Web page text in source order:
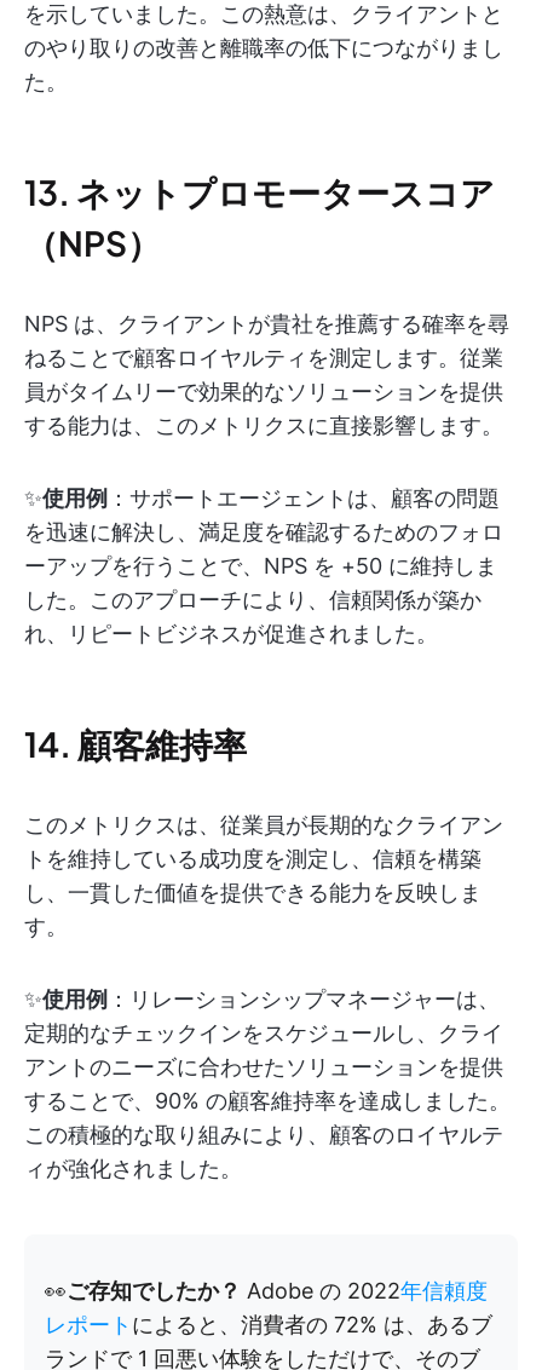
を示していました。この熱意は、クライアントと
のやり取りの改善と離職率の低下につながりまし
た。
13. ネットプロモータースコア
（NPS）
NPS は、クライアントが貴社を推薦する確率を尋
ねることで顧客ロイヤルティを測定します。従業
員がタイムリーで効果的なソリューションを提供
する能力は、このメトリクスに直接影響します。
✨使用例 ：サポートエージェントは、顧客の問題
を迅速に解決し、満足度を確認するためのフォロ
ーアップを行うことで、NPS を +50 に維持しま
した。このアプローチにより、信頼関係が築か
れ、リピートビジネスが促進されました。
14. 顧客維持率
このメトリクスは、従業員が長期的なクライアン
トを維持している成功度を測定し、信頼を構築
し、一貫した価値を提供できる能力を反映しま
す。
✨使用例 ：リレーションシップマネージャーは、
定期的なチェックインをスケジュールし、クライ
アントのニーズに合わせたソリューションを提供
することで、90% の顧客維持率を達成しました。
この積極的な取り組みにより、顧客のロイヤルテ
ィが強化されました。
👀ご存知でしたか？ Adobe の 2022年信頼度
レポート によると、消費者の 72% は、あるブ
ランドで 1 回悪い体験をしただけで、そのブ